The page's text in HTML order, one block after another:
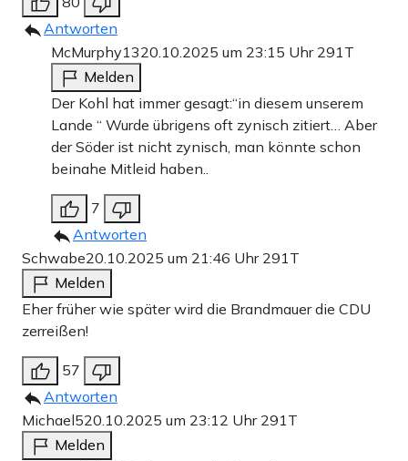
Antworten
McMurphy1320.10.2025 um 23:15 Uhr 291T
Melden
Der Kohl hat immer gesagt:“in diesem unserem
Lande “ Wurde übrigens oft zynisch zitiert… Aber
der Söder ist nicht zynisch, man könnte schon
beinahe Mitleid haben..
7
Antworten
Schwabe20.10.2025 um 21:46 Uhr 291T
Melden
Eher früher wie später wird die Brandmauer die CDU
zerreißen!
57
Antworten
Michael520.10.2025 um 23:12 Uhr 291T
Melden